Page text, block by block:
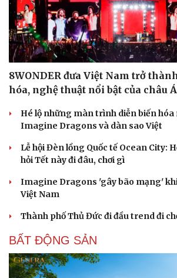
Du lịch
Tư vấn
Săn Tour
check-in
Podcast
Câu
Đọc
Cửa sổ
Kể
8WONDER đưa Việt Nam trở
hóa, nghệ thuật nổi bật của châu Á
Hé lộ những màn trình diễn biến
Imagine Dragons và dàn sao Việt
Lễ hội Đèn lồng Quốc tế Ocean City:
hỏi Tết này đi đâu, chơi gì
Imagine Dragons 'gây bão mạng'
Việt Nam
Thành phố Thủ Đức đi đầu trend đi
BẤT ĐỘNG SẢN